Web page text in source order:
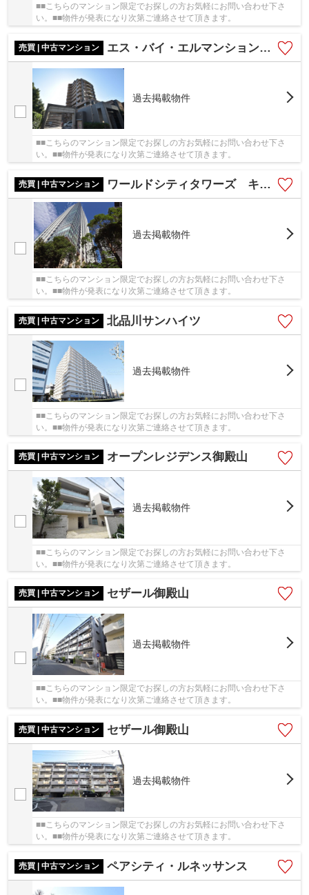
■■こちらのマンション限定でお探しの方お気軽にお問い合わせ下さ
い。■■物件が発表になり次第ご連絡させて頂きます。
売買 | 中古マンション エス・バイ・エルマンション御殿山
過去掲載物件
■■こちらのマンション限定でお探しの方お気軽にお問い合わせ下さ
い。■■物件が発表になり次第ご連絡させて頂きます。
売買 | 中古マンション ワールドシティタワーズ キャピタルタワー
過去掲載物件
■■こちらのマンション限定でお探しの方お気軽にお問い合わせ下さ
い。■■物件が発表になり次第ご連絡させて頂きます。
売買 | 中古マンション 北品川サンハイツ
過去掲載物件
■■こちらのマンション限定でお探しの方お気軽にお問い合わせ下さ
い。■■物件が発表になり次第ご連絡させて頂きます。
売買 | 中古マンション オープンレジデンス御殿山
過去掲載物件
■■こちらのマンション限定でお探しの方お気軽にお問い合わせ下さ
い。■■物件が発表になり次第ご連絡させて頂きます。
売買 | 中古マンション セザール御殿山
過去掲載物件
■■こちらのマンション限定でお探しの方お気軽にお問い合わせ下さ
い。■■物件が発表になり次第ご連絡させて頂きます。
売買 | 中古マンション セザール御殿山
過去掲載物件
■■こちらのマンション限定でお探しの方お気軽にお問い合わせ下さ
い。■■物件が発表になり次第ご連絡させて頂きます。
売買 | 中古マンション ペアシティ・ルネッサンス